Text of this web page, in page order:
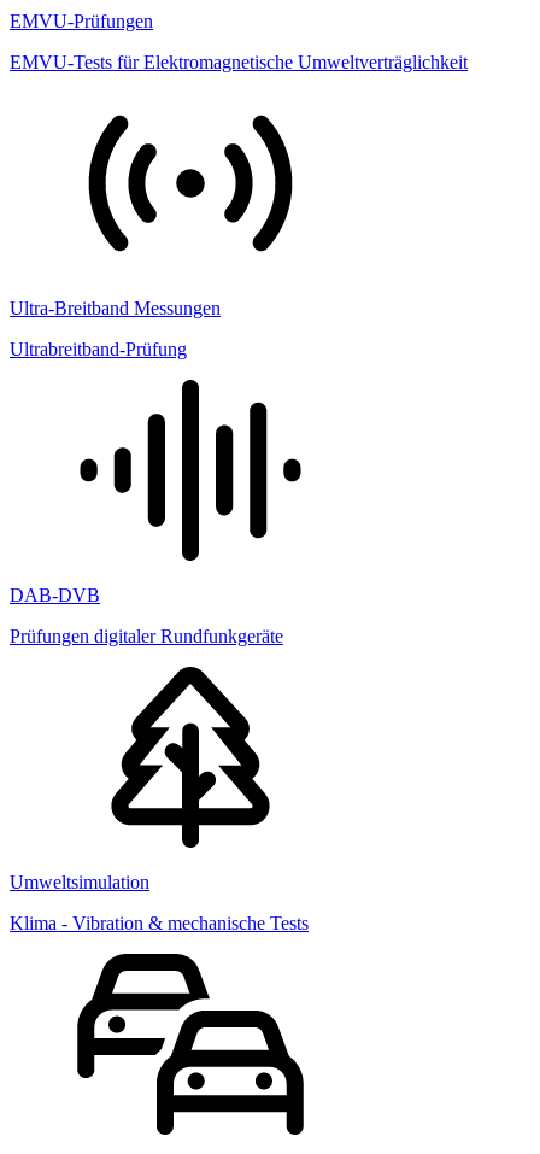
EMVU-Prüfungen
EMVU-Tests für Elektromagnetische Umweltverträglichkeit
Ultra-Breitband Messungen
Ultrabreitband-Prüfung
DAB-DVB
Prüfungen digitaler Rundfunkgeräte
Umweltsimulation
Klima - Vibration & mechanische Tests